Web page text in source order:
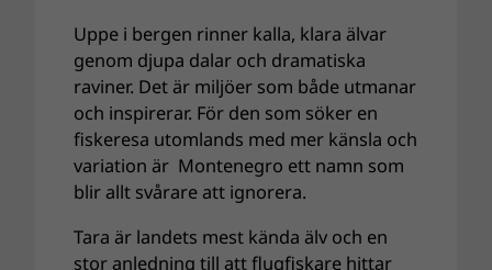
Uppe i bergen rinner kalla, klara älvar
genom djupa dalar och dramatiska
raviner. Det är miljöer som både utmanar
och inspirerar. För den som söker en
fiskeresa utomlands med mer känsla och
variation är Montenegro ett namn som
blir allt svårare att ignorera.
Tara är landets mest kända älv och en
stor anledning till att flugfiskare hittar